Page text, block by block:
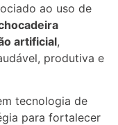
ao uso de
artificial,
produtiva e
tecnologia de
para fortalecer